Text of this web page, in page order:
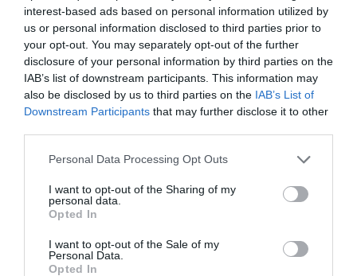
interest-based ads based on personal information utilized by
us or personal information disclosed to third parties prior to
your opt-out. You may separately opt-out of the further
disclosure of your personal information by third parties on the
IAB’s list of downstream participants. This information may
also be disclosed by us to third parties on the IAB’s List of
Downstream Participants that may further disclose it to other
Personal Data Processing Opt Outs
I want to opt-out of the Sharing of my
personal data.
Opted In
I want to opt-out of the Sale of my
Personal Data.
Opted In
εξοπλισμός
Shore jigging: Assist hook,
κριτήρια επιλογής και
αρμάτωμα
στα βαθιά
για την τεχνική